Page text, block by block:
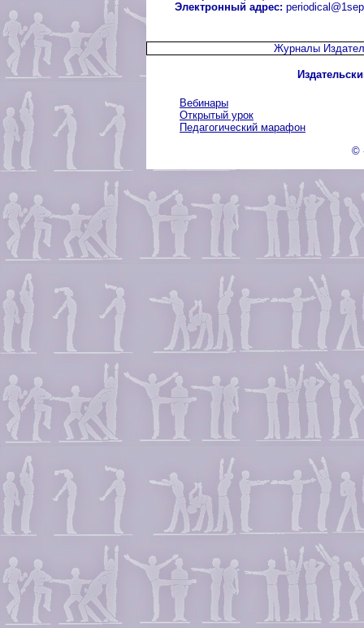
Электронный адрес:
Журналы
Вебинары
Открытый урок
Педагогический марафон
©